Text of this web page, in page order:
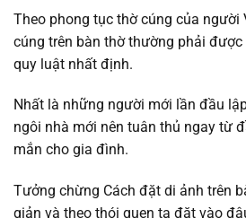
Theo phong tục thờ cúng của người
cúng trên bàn thờ thường phải
quy luật nhất định.
Nhất là những người mới lần đầu
ngôi nhà mới nên tuân thủ ngay từ
mắn cho gia đình.
Tưởng chừng Cách đặt di ảnh trên
giản và theo thói quen ta đặt vào